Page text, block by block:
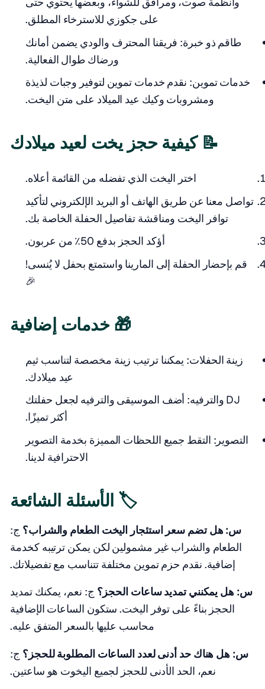
على جكوزي للاسترخاء المطلق.
طاقم ذو خبرة: فريقنا المحترف والودي يضمن أمانك
ورضاك طوال الفعالية.
خدمات تموين: نقدم خدمات تموين لتوفير وجبات لذيذة
ومشروبات وكيك عيد الميلاد على متن اليخت.
📝 كيفية حجز يخت لعيد ميلادك
اختر اليخت الذي تفضله من القائمة أعلاه.
تواصل معنا عن طريق الهاتف أو البريد الإلكتروني لتأكيد
توافر اليخت ومناقشة تفاصيل الحفلة الخاصة بك.
أؤكد الحجز بدفع 50٪ من عربون.
قم بإحضار الحفلة إلى المارينا واستمتع بحفل لا يُنسى!
🎉
🎁 خدمات إضافية
زينة الحفلات: يمكننا ترتيب زينة مخصصة لتناسب ثيم
عيد ميلادك.
DJ والترفيه: أضف الموسيقى والترفيه لجعل حفلتك
أكثر تميزًا.
التصوير: التقط جميع اللحظات المميزة بخدمة التصوير
الاحترافية لدينا.
🏷️ الأسئلة الشائعة
س: هل تضم سعر استئجار اليخت الطعام والشراب؟ ج:
الطعام والشراب غير مشمولين لكن يمكن ترتيبه كخدمة
إضافية. نقدم حزم تموين مختلفة تتناسب مع تفضيلاتك.
س: هل يمكنني تمديد ساعات الحجز؟ ج: نعم، يمكنك تمديد
الحجز بناءً على توفر اليخت. ستكون الساعات الإضافية
محاسب عليها بالسعر المتفق عليه.
س: هل هناك حد أدنى لعدد الساعات المطلوبة للحجز؟ ج:
نعم، الحد الأدنى للحجز لجميع اليخوت هو ساعتين.